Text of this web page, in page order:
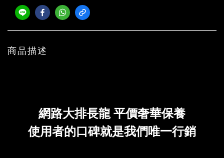
商品描述
網路大排長龍 平價奢華保養
使用者的口碑就是我們唯一行銷